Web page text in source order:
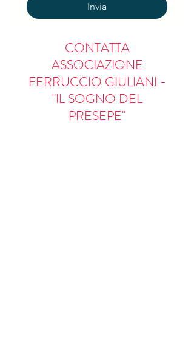
Invia
CONTATTA
ASSOCIAZIONE
FERRUCCIO GIULIANI -
"IL SOGNO DEL
PRESEPE"